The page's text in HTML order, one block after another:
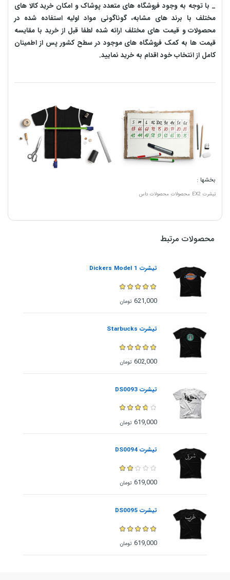
_ با توجه به‌ وجود فروشگاه های متعدد‌ پوشاک و امکان خرید کالا های
مختلف با برند های مشابه، گوناگونی مواد اولیه استفاده شده در
محصولات و قیمت های مختلف ارائه شده لطفا قبل از خرید با مقایسه
قیمت ها به کمک فروشگاه های موجود در سطح کشور پس از اطمینان
کامل از انتخاب خود اقدام به خرید نمایید.
بخشها :
تیشرت EX2 محصولات محصولات داس
محصولات مرتبط
تیشرت Dickers Model 1
621,000 تومان
تیشرت Starbucks
602,000 تومان
تیشرت DS0093
619,000 تومان
تیشرت DS0094
619,000 تومان
تیشرت DS0095
619,000 تومان